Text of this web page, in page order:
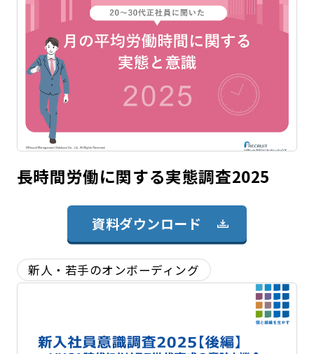
長時間労働に関する実態調査2025
資料ダウンロード
新人・若手のオンボーディング